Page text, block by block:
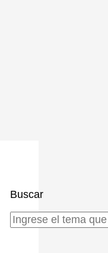
Buscar